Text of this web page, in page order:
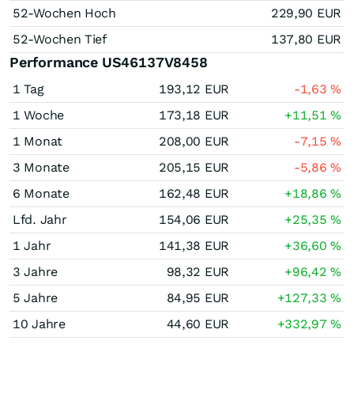
52-Wochen Hoch
229,90 EUR
52-Wochen Tief
137,80 EUR
Performance US46137V8458
1 Tag 193,12 EUR -1,63%
1 Woche
173,18 EUR +11,51%
1 Monat
208,00 EUR -7,15%
3 Monate
205,15 EUR -5,86%
6 Monate
162,48 EUR +18,86%
Lfd. Jahr
154,06 EUR +25,35%
1 Jahr
141,38 EUR +36,60%
3 Jahre
98,32 EUR +96,42%
5 Jahre
84,95 EUR +127,33%
10 Jahre
44,60 EUR +332,97%